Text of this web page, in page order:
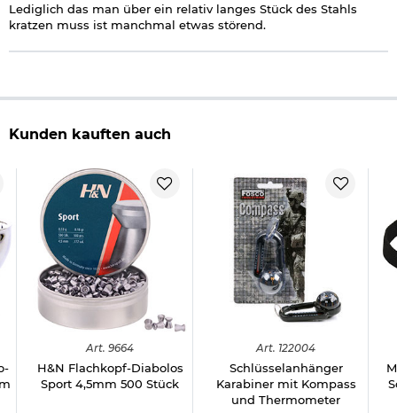
Lediglich das man über ein relativ langes Stück des Stahls
kratzen muss ist manchmal etwas störend.
Kunden kauften auch
Art. 9664
H&N Flachkopf-Diabolos
Sport 4,5mm 500 Stück
Art. 122004
Schlüsselanhänger
Karabiner mit Kompass
und Thermometer